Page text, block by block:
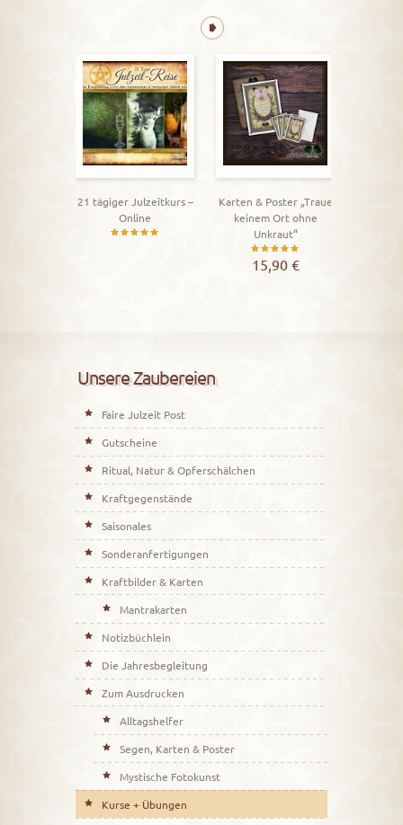
Julzeitkurs –
Karten & Poster „Traue
keinem Ort ohne
Unkraut“
Karten & Poster: Magie
beginnt mit jedem
Gedanken
15,90€
Unsere Zaubereien
Faire Julzeit Post
Gutscheine
Ritual, Natur & Opferschälchen
Kraftgegenstände
Saisonales
Sonderanfertigungen
Kraftbilder & Karten
Mantrakarten
Notizbüchlein
Die Jahresbegleitung
Zum Ausdrucken
Alltagshelfer
Segen, Karten & Poster
Mystische Fotokunst
Kurse + Übungen